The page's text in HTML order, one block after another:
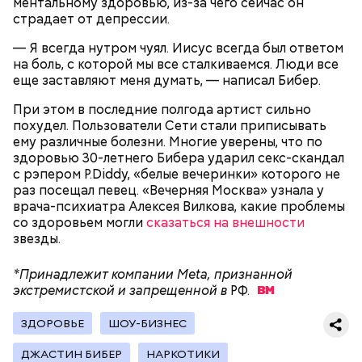
страдает от депрессии.
— Я всегда нутром чуял. Иисус всегда был ответом
на боль, с которой мы все сталкиваемся. Люди все
еще заставляют меня думать, — написал Бибер.
При этом в последние полгода артист сильно
похудел. Пользователи Сети стали приписывать
ему различные болезни. Многие уверены, что по
здоровью 30-летнего Бибера ударил секс-скандал
с рэпером P.Diddy, «белые вечеринки» которого не
раз посещал певец. «Вечерняя Москва» узнала у
врача-психиатра Алексея Вилкова, какие проблемы
со здоровьем моглисказаться на внешности
звезды.
*Принадлежит компании Meta, признанной
экстремистской и запрещенной в РФ.
ЗДОРОВЬЕ ШОУ-БИЗНЕС
ДЖАСТИН БИБЕР НАРКОТИКИ
Стив Балмер
Фото: Shutterstock
В 1945 году женщина устроилась в больницу в
городе Виши, став помогать сиротам и старикам,
где трудилась 28 лет. В конце 1970-х она поступила
Сара Носс (119 лет)
Фото: wikimedia.org